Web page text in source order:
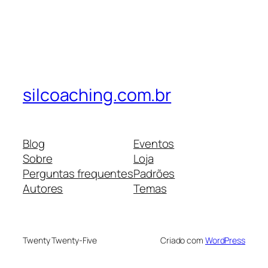
silcoaching.com.br
Blog
Sobre
Perguntas frequentes
Autores
Eventos
Loja
Padrões
Temas
Twenty Twenty-Five Criado com WordPress